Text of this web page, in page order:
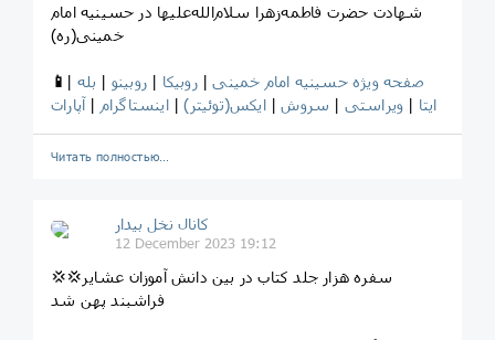
شهادت حضرت فاطمه‌زهرا سلام‌الله‌علیها در حسینیه امام
خمینی(ره)
📱 صفحه ویژه حسینیه امام خمینی|روبیکا | روبینو | بله |
ایتا | ویراستی | سروش|ایکس(توئیتر)|اینستاگرام |آپارات
Читать полностью…
کانال نخل بیدار
12 December 2023 19:12
💢💢سفره هزار جلد کتاب در بین دانش آموزان عشایر
فراشبند پهن شد